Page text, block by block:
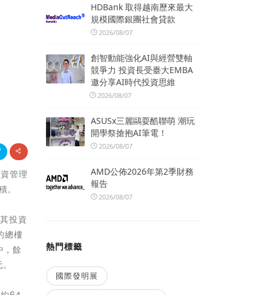
管理
投資
總樓
，餘
HDBank 取得越南歷來最大
規模國際銀團社會貸款
2026/08/07
創智動能強化AI與經營雙軸
競爭力 投資長受臺大EMBA
邀分享AI時代投資思維
2026/08/07
ASUSx三麗鷗耍酷聯萌 潮玩
開學祭搶抱AI筆電！
2026/08/07
AMD公佈2026年第2季財務
報告
2026/08/07
熱門標籤
國際發明展